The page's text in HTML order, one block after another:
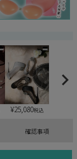
¥25,080税込
確認事項